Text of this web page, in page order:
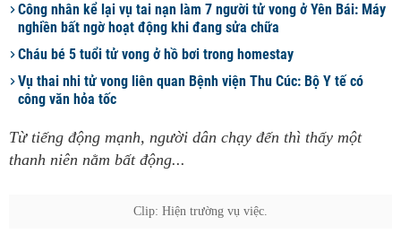
Công nhân kể lại vụ tai nạn làm 7 người tử vong ở Yên Bái: Máy
nghiền bất ngờ hoạt động khi đang sửa chữa
Cháu bé 5 tuổi tử vong ở hồ bơi trong homestay
Vụ thai nhi tử vong liên quan Bệnh viện Thu Cúc: Bộ Y tế có
công văn hỏa tốc
Từ tiếng động mạnh, người dân chạy đến thì thấy một
thanh niên nằm bất động...
Clip: Hiện trường vụ việc.